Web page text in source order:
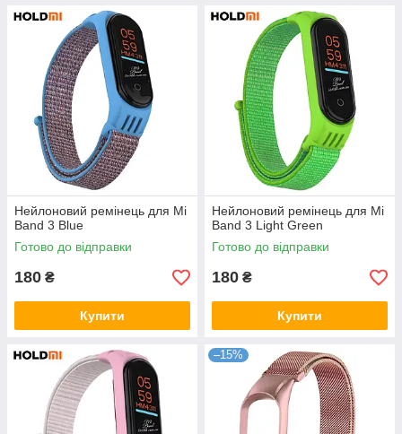
Нейлоновий ремінець для Mi
Band 3 Blue
Готово до відправки
180 ₴
Купити
Нейлоновий ремінець для Mi
Band 3 Light Green
Готово до відправки
180 ₴
Купити
–15%